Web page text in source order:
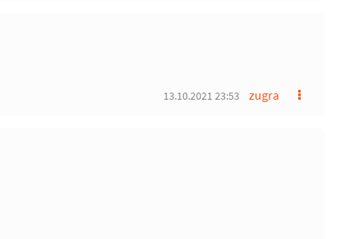
zugra
13.10.2021 23:53